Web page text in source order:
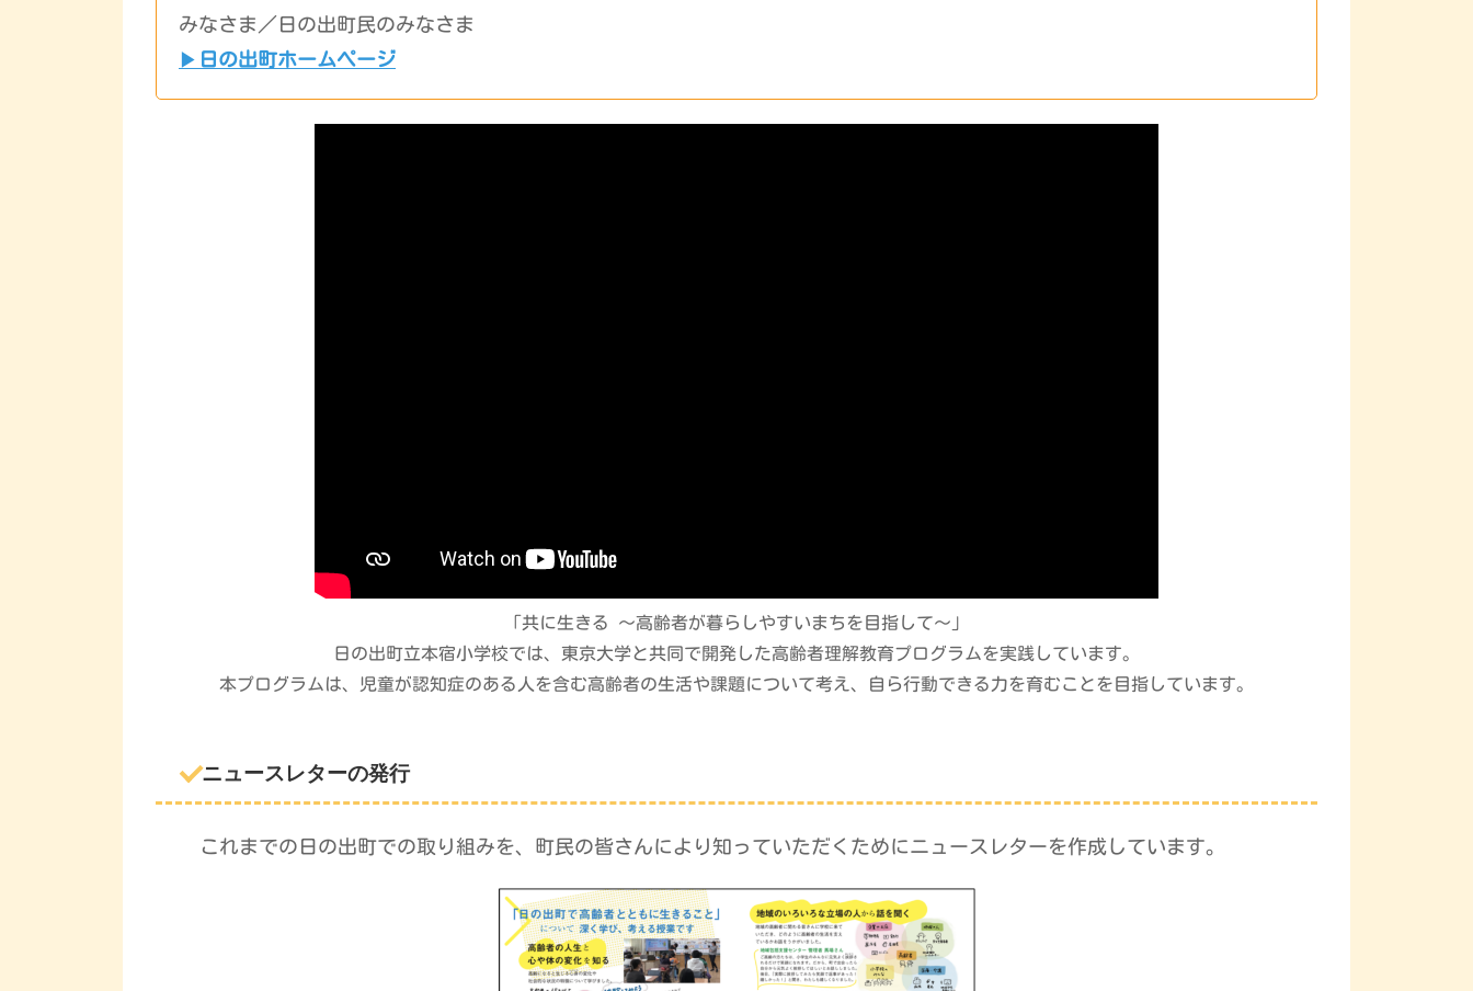
みなさま／日の出町民のみなさま
▶︎ 日の出町ホームページ
「共に生きる 〜高齢者が暮らしやすいまちを目指して〜」
日の出町立本宿小学校では、東京大学と共同で開発した高齢者理解教育プログラムを実践しています。
本プログラムは、児童が認知症のある人を含む高齢者の生活や課題について考え、自ら行動できる力を育むことを目指しています。
ニュースレターの発行
これまでの日の出町での取り組みを、町民の皆さんにより知っていただくためにニュースレターを作成しています。